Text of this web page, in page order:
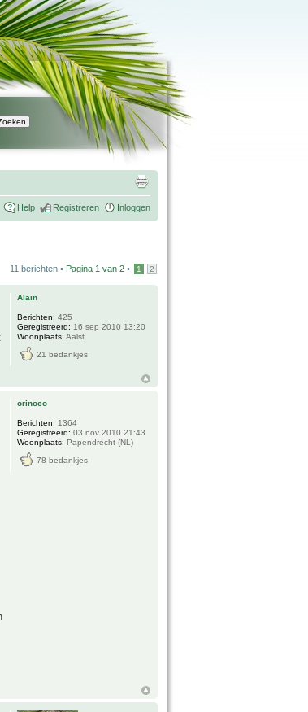
Help Registreren Inloggen
11 berichten • Pagina 1 van 2 • 1 2
Alain
Berichten: 425
Geregistreerd: 16 sep 2010 13:20
Woonplaats: Aalst
21 bedankjes
orinoco
Berichten: 1364
Geregistreerd: 03 nov 2010 21:43
Woonplaats: Papendrecht (NL)
78 bedankjes